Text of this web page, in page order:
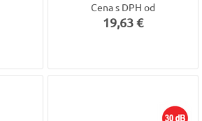
Cena s DPH od
19,63 €